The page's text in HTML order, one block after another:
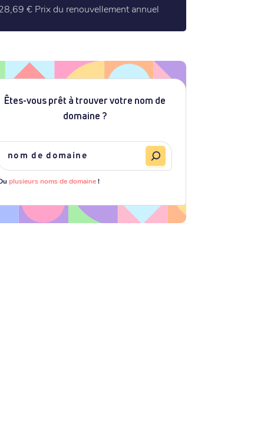
€ Prix du renouvellement annuel
Êtes-vous prêt à trouver votre nom de
domaine ?
plusieurs noms de domaine!